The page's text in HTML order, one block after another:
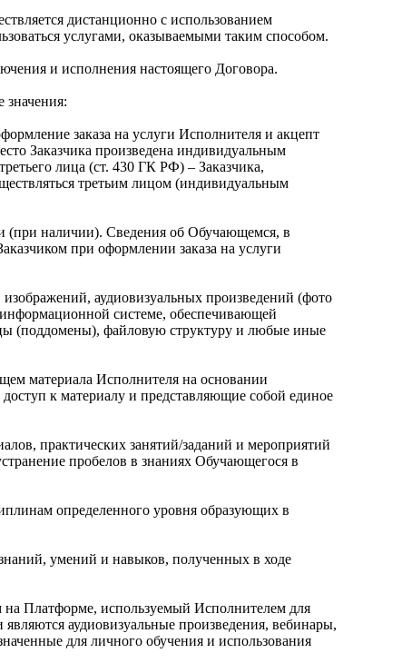
дистанционно с использованием
услугами, оказываемыми таким способом.
и исполнения настоящего Договора.
значения:
заказа на услуги Исполнителя и акцепт
Заказчика произведена индивидуальным
лица (ст. 430 ГК РФ) – Заказчика,
третьим лицом (индивидуальным
(при наличии). Сведения об Обучающемся, в
при оформлении заказа на услуги
аудиовизуальных произведений (фото
системе, обеспечивающей
(поддомены), файловую структуру и любые иные
материала Исполнителя на основании
к материалу и представляющие собой единое
практических занятий/заданий и мероприятий
пробелов в знаниях Обучающегося в
определенного уровня образующих в
умений и навыков, полученных в ходе
Платформе, используемый Исполнителем для
аудиовизуальные произведения, вебинары,
для личного обучения и использования